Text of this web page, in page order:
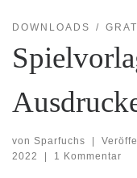
DOWNLOADS
von Sparfuchs |
2022
| 1 Kommentar